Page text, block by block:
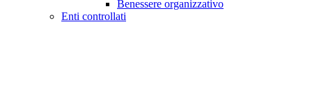
Benessere organizzativo
Enti controllati